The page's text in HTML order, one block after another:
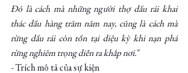
Đó là cách mà những người thợ dầu rái khai
thác dầu hàng trăm năm nay, cũng là cách mà
rừng dầu rái còn tồn tại diệu kỳ khi nạn phá
rừng nghiêm trọng diễn ra khắp nơi."
- Trích mô tả của sự kiện